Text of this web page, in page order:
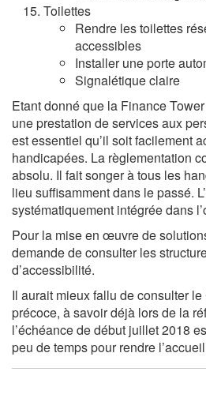
Toilettes
Rendre les toilettes
accessibles
Installer une porte
Signalétique claire
Etant donné que la Finance
une prestation de services aux
est essentiel qu’il soit facilement
handicapées. La règlementation
absolu. Il fait songer à tous les
lieu suffisamment dans le passé.
systématiquement intégrée dans
Pour la mise en œuvre de
demande de consulter les
d’accessibilité.
Il aurait mieux fallu de consulter
précoce, à savoir déjà lors de la
l’échéance de début juillet 2018
peu de temps pour rendre